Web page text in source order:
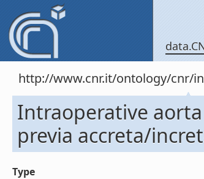
http://www.cnr.it/ontology/cnr/
Intraoperative
previa accreta/
Type